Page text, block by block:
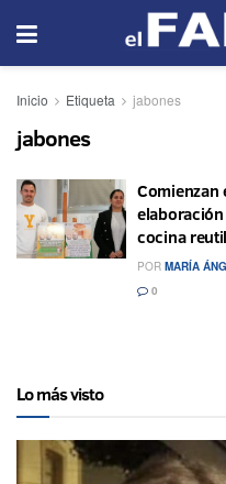
Inicio Etiqueta jabones
jabones
Comienzan
cocina
POR MARÍA
0
Lo más visto